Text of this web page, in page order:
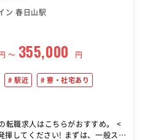
ン 春日山駅
円 〜 355,000 円
駅近 寮・社宅あり
職求人はこちらがおすすめ。 <
してください! まずは、一般スタ